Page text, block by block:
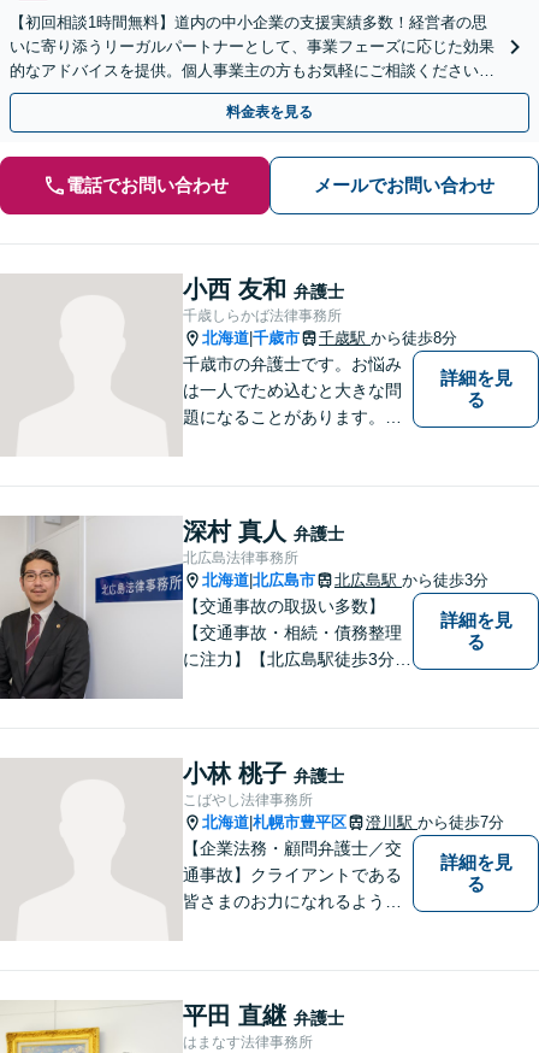
【初回相談1時間無料】道内の中小企業の支援実績多数！経営者の思
いに寄り添うリーガルパートナーとして、事業フェーズに応じた効果
的なアドバイスを提供。個人事業主の方もお気軽にご相談ください
【顧問契約OK】【休日・夜間面談OK】【すすきの駅2分】
料金表を見る
電話でお問い合わせ メールでお問い合わせ
小西 友和 弁護士
千歳しらかば法律事務所
北海道 千歳市 千歳駅 から徒歩8分
千歳市の弁護士です。お悩み
は一人でため込むと大きな問
題になることがあります。ぜ
詳細を見
る
深村 真人 弁護士
北広島法律事務所
北海道 北広島市 北広島駅 から徒歩3分
【交通事故の取扱い多数】
【交通事故・相続・債務整理
に注力】【北広島駅徒歩3分】
続、交通事故、労働、企業法
務など、多岐に渡る分野に精
通しています。どうぞお気軽
にご連絡ください。
詳細を見
る
小林 桃子 弁護士
こばやし法律事務所
北海道 札幌市豊平区 澄川駅 から徒歩7分
【企業法務・顧問弁護士／交
通事故】クライアントである
皆さまのお力になれるよう全
詳細を見
る
平田 直継 弁護士
はまなす法律事務所